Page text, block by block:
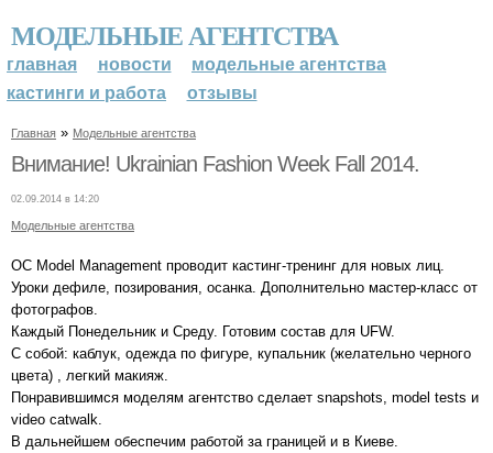
МОДЕЛЬНЫЕ АГЕНТСТВА
главная новости
модельные агентства
кастинги и работа
отзывы
Главная » Модельные агентства
Внимание! Ukrainian Fashion Week Fall 2014.
02.09.2014 в 14:20
Модельные агентства
OC Model Management проводит кастинг-тренинг для новых лиц.
Уроки дефиле, позирования, осанка. Дополнительно мастер-класс от
фотографов.
Каждый Понедельник и Среду. Готовим состав для UFW.
С собой: каблук, одежда по фигуре, купальник (желательно черного
цвета) , легкий макияж.
Понравившимся моделям агентство сделает snapshots, model tests и
video catwalk.
В дальнейшем обеспечим работой за границей и в Киеве.